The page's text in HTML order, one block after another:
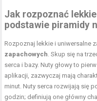
Jak rozpoznać
podstawie piramidy
Rozpoznaj lekkie i uniwersalne
zapachowych . Skup się na
serca i bazy. Nuty głowy to
aplikacji, zazwyczaj mają
minut. Nuty serca rozwijają się
godzin; definiują one główny